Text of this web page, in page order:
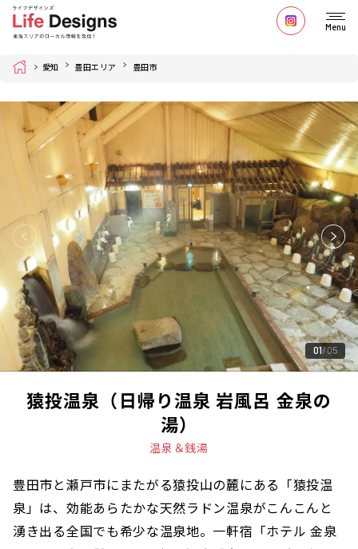
Menu
Home 愛知 豊田エリア 豊田市
01 05
猿投温泉（日帰り温泉 岩風呂 金泉の
湯）
温泉＆銭湯
豊田市と瀬戸市にまたがる猿投山の麓にある「猿投温
泉」は、効能あらたかな天然ラドン温泉がこんこんと
湧き出る全国でも希少な温泉地。一軒宿「ホテル 金泉